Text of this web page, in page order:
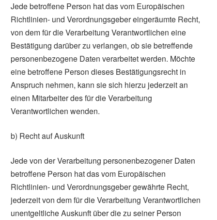
Jede betroffene Person hat das vom Europäischen
Richtlinien- und Verordnungsgeber eingeräumte Recht,
von dem für die Verarbeitung Verantwortlichen eine
Bestätigung darüber zu verlangen, ob sie betreffende
personenbezogene Daten verarbeitet werden. Möchte
eine betroffene Person dieses Bestätigungsrecht in
Anspruch nehmen, kann sie sich hierzu jederzeit an
einen Mitarbeiter des für die Verarbeitung
Verantwortlichen wenden.
b) Recht auf Auskunft
Jede von der Verarbeitung personenbezogener Daten
betroffene Person hat das vom Europäischen
Richtlinien- und Verordnungsgeber gewährte Recht,
jederzeit von dem für die Verarbeitung Verantwortlichen
unentgeltliche Auskunft über die zu seiner Person